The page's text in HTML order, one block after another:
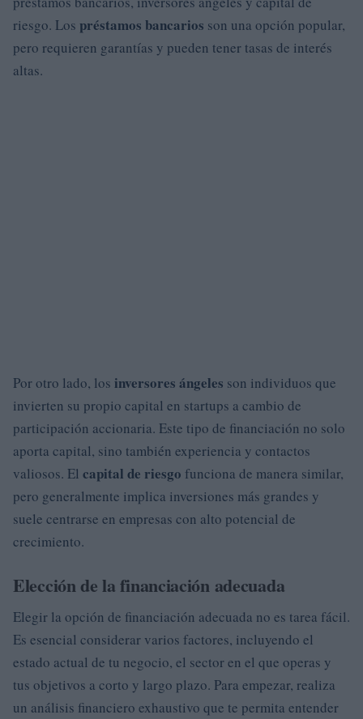
riesgo. Los préstamos bancarios son una opción popular,
pero requieren garantías y pueden tener tasas de interés
altas.
Por otro lado, los inversores ángeles son individuos que
invierten su propio capital en startups a cambio de
participación accionaria. Este tipo de financiación no solo
aporta capital, sino también experiencia y contactos
valiosos. El capital de riesgo funciona de manera similar,
pero generalmente implica inversiones más grandes y
suele centrarse en empresas con alto potencial de
crecimiento.
Elección de la financiación adecuada
Elegir la opción de financiación adecuada no es tarea fácil.
Es esencial considerar varios factores, incluyendo el
estado actual de tu negocio, el sector en el que operas y
tus objetivos a corto y largo plazo. Para empezar, realiza
un análisis financiero exhaustivo que te permita entender